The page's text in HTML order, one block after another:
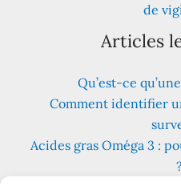
de
Articles
Qu’est-ce
Comment identifier
Acides gras Oméga 3 :
?